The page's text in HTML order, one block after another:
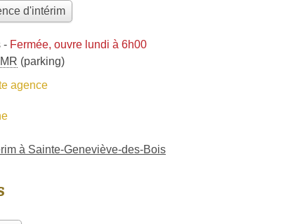
d'intérim
- Fermée, ouvre lundi à 6h00
(parking)
agence
à Sainte-Geneviève-des-Bois